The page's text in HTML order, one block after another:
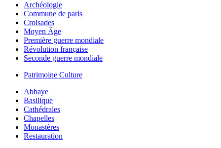
Archéologie
Commune de paris
Croisades
Moyen Âge
Première guerre mondiale
Révolution française
Seconde guerre mondiale
Patrimoine Culture
Abbaye
Basilique
Cathédrales
Chapelles
Monastères
Restauration